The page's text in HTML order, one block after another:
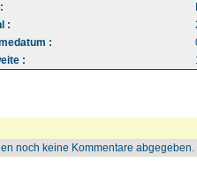
:
:
:
noch keine Kommentare abgegeben.